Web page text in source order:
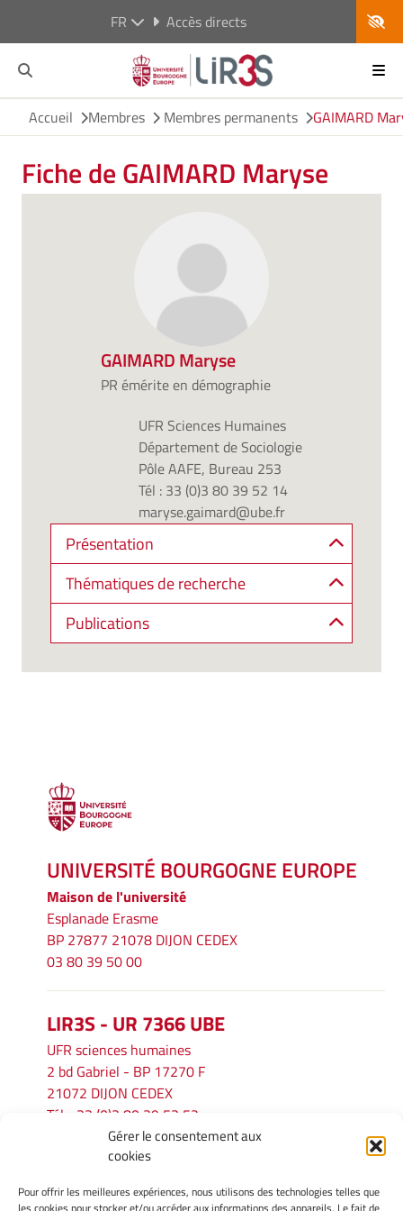
Gérer le consentement aux
cookies
Pour offrir les meilleures expériences, nous utilisons des technologies telles que
FR Accès directs
Accueil Membres Membres permanents GAIMARD
Fiche de GAIMARD Maryse
GAIMARD Maryse
PR émérite en démographie
UFR Sciences Humaines
Département de Sociologie
Pôle AAFE, Bureau 253
Tél : 33 (0)3 80 39 52 14
maryse.gaimard@ube.fr
Présentation
Thématiques de recherche
Publications
UNIVERSITÉ BOURGOGNE EUROPE
Maison de l'université
Esplanade Erasme
BP 27877 21078 DIJON CEDEX
03 80 39 50 00
LIR3S - UR 7366 UBE
UFR sciences humaines
2 bd Gabriel - BP 17270 F
21072 DIJON CEDEX
Tél. : 33 (0)3 80 39 53 52
lir3s@u-bourgogne.fr
INFORMATIONS LÉGALES